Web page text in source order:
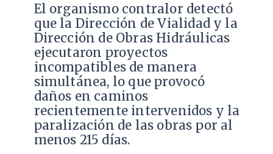
El organismo contralor detectó
que la Dirección de Vialidad y la
Dirección de Obras Hidráulicas
ejecutaron proyectos
incompatibles de manera
simultánea, lo que provocó
daños en caminos
recientemente intervenidos y la
paralización de las obras por al
menos 215 días.